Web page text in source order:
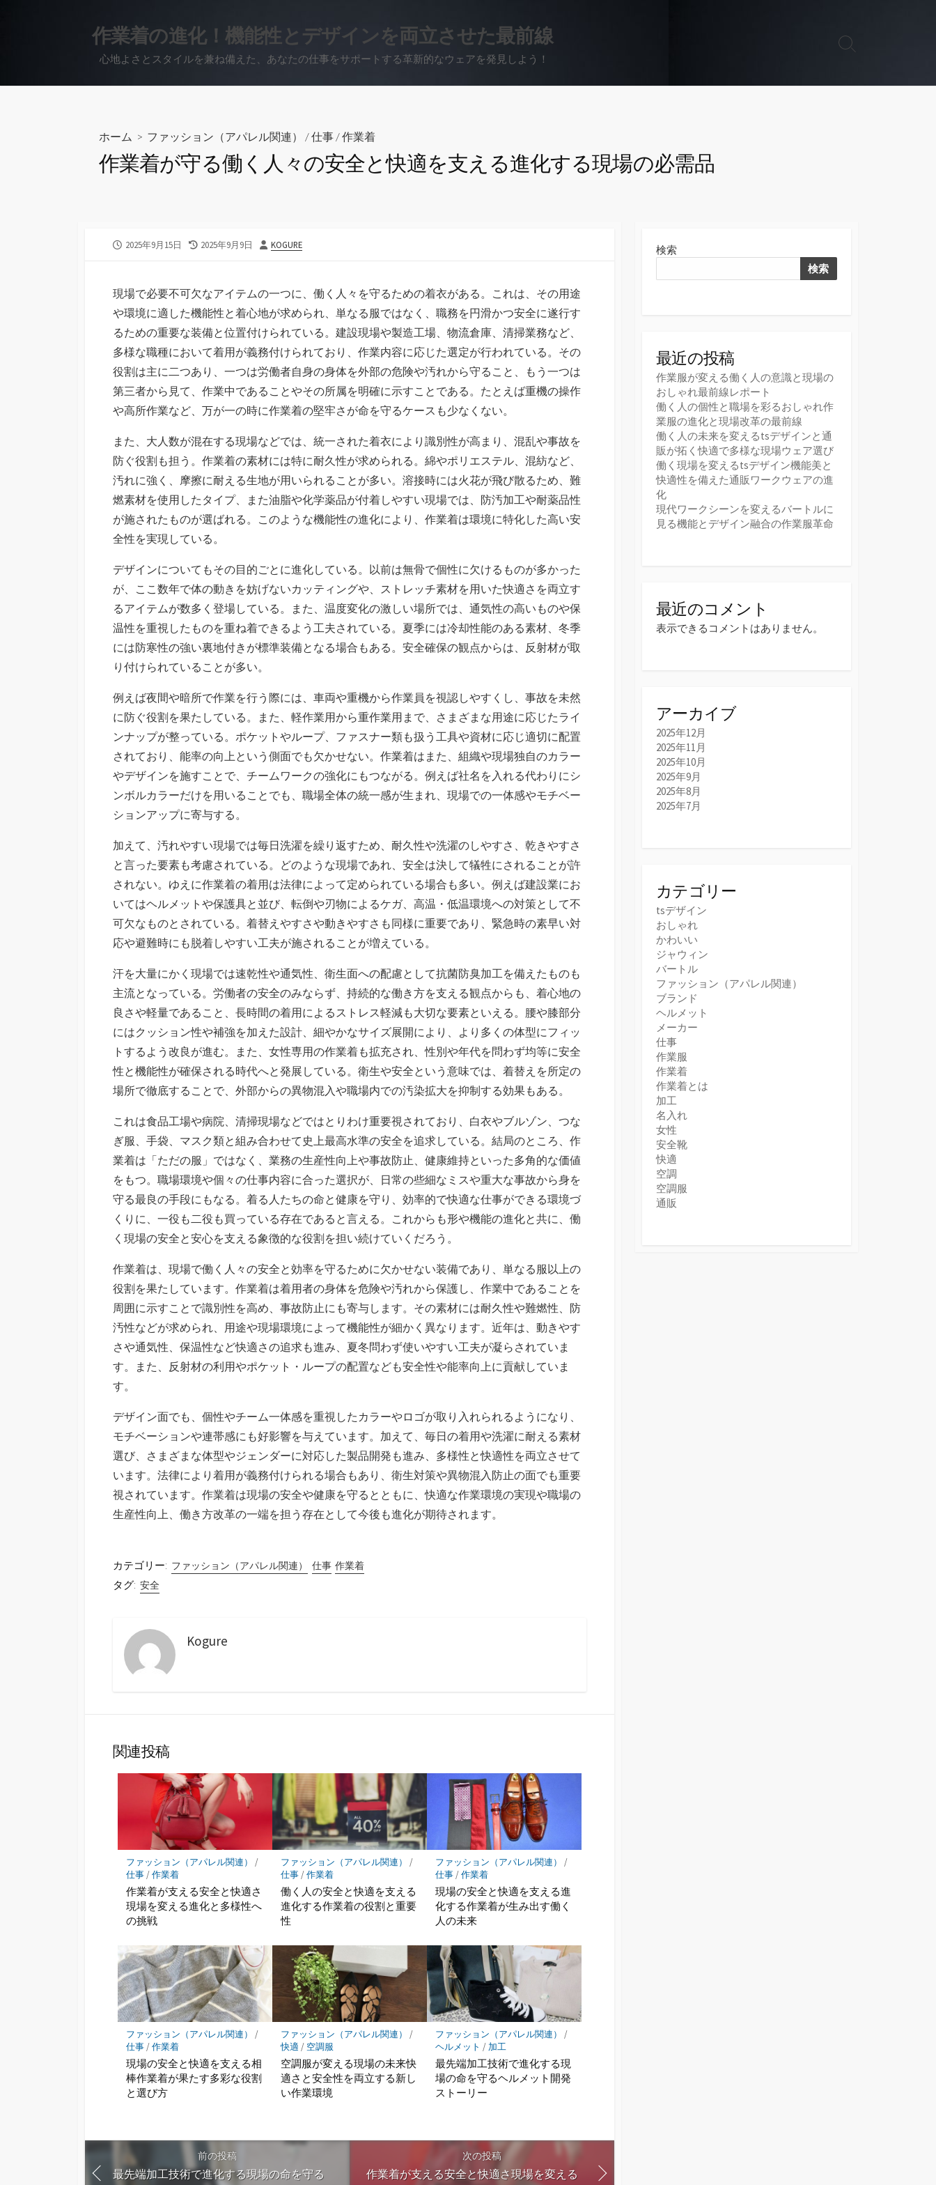
作業着の進化！機能性とデザインを両立させた最前線
心地よさとスタイルを兼ね備えた、あなたの仕事をサポートする革新的なウェアを発見しよう！
検
ホーム > ファッション（アパレル関連） /仕事 /作業着
作業着が守る働く人々の安全と快適を支える進化する現場の必需品
公
2025年9月15日
最
日
2025年9月9日
投
KOGURE
現場で必要不可欠なアイテムの一つに、働く人々を守るための着衣がある。 これは、その用途
や環境に適した機能性と着心地が求められ、単なる服ではなく、職務を円滑かつ安全に遂行す
るための重要な装備と位置付けられている。建設現場や製造工場、物流倉庫、清掃業務など、
多様な職種において着用が義務付けられており、作業内容に応じた選定が行われている。その
役割は主に二つあり、一つは労働者自身の身体を外部の危険や汚れから守ること、もう一つは
第三者から見て、作業中であることやその所属を明確に示すことである。たとえば重機の操作
や高所作業など、万が一の時に作業着の堅牢さが命を守るケースも少なくない。
また、大人数が混在する現場などでは、統一された着衣により識別性が高まり、混乱や事故を
防ぐ役割も担う。作業着の素材には特に耐久性が求められる。綿やポリエステル、混紡など、
汚れに強く、摩擦に耐える生地が用いられることが多い。溶接時には火花が飛び散るため、難
燃素材を使用したタイプ、また油脂や化学薬品が付着しやすい現場では、防汚加工や耐薬品性
が施されたものが選ばれる。このような機能性の進化により、作業着は環境に特化した高い安
全性を実現している。
デザインについてもその目的ごとに進化している。以前は無骨で個性に欠けるものが多かった
が、ここ数年で体の動きを妨げないカッティングや、ストレッチ素材を用いた快適さを両立す
るアイテムが数多く登場している。また、温度変化の激しい場所では、通気性の高いものや保
温性を重視したものを重ね着できるよう工夫されている。夏季には冷却性能のある素材、冬季
には防寒性の強い裏地付きが標準装備となる場合もある。安全確保の観点からは、反射材が取
り付けられていることが多い。
例えば夜間や暗所で作業を行う際には、車両や重機から作業員を視認しやすくし、事故を未然
に防ぐ役割を果たしている。また、軽作業用から重作業用まで、さまざまな用途に応じたライ
ンナップが整っている。ポケットやループ、ファスナー類も扱う工具や資材に応じ適切に配置
されており、能率の向上という側面でも欠かせない。作業着はまた、組織や現場独自のカラー
やデザインを施すことで、チームワークの強化にもつながる。例えば社名を入れる代わりにシ
ンボルカラーだけを用いることでも、職場全体の統一感が生まれ、現場での一体感やモチベー
ションアップに寄与する。
加えて、汚れやすい現場では毎日洗濯を繰り返すため、耐久性や洗濯のしやすさ、乾きやすさ
と言った要素も考慮されている。どのような現場であれ、安全は決して犠牲にされることが許
されない。ゆえに作業着の着用は法律によって定められている場合も多い。例えば建設業にお
いてはヘルメットや保護具と並び、転倒や刃物によるケガ、高温・低温環境への対策として不
可欠なものとされている。着替えやすさや動きやすさも同様に重要であり、緊急時の素早い対
応や避難時にも脱着しやすい工夫が施されることが増えている。
汗を大量にかく現場では速乾性や通気性、衛生面への配慮として抗菌防臭加工を備えたものも
主流となっている。労働者の安全のみならず、持続的な働き方を支える観点からも、着心地の
良さや軽量であること、長時間の着用によるストレス軽減も大切な要素といえる。腰や膝部分
にはクッション性や補強を加えた設計、細やかなサイズ展開により、より多くの体型にフィッ
トするよう改良が進む。また、女性専用の作業着も拡充され、性別や年代を問わず均等に安全
性と機能性が確保される時代へと発展している。衛生や安全という意味では、着替えを所定の
場所で徹底することで、外部からの異物混入や職場内での汚染拡大を抑制する効果もある。
これは食品工場や病院、清掃現場などではとりわけ重要視されており、白衣やブルゾン、つな
ぎ服、手袋、マスク類と組み合わせて史上最高水準の安全を追求している。結局のところ、作
業着は「ただの服」ではなく、業務の生産性向上や事故防止、健康維持といった多角的な価値
をもつ。職場環境や個々の仕事内容に合った選択が、日常の些細なミスや重大な事故から身を
守る最良の手段にもなる。着る人たちの命と健康を守り、効率的で快適な仕事ができる環境づ
くりに、一役も二役も買っている存在であると言える。これからも形や機能の進化と共に、働
く現場の安全と安心を支える象徴的な役割を担い続けていくだろう。
作業着は、現場で働く人々の安全と効率を守るために欠かせない装備であり、単なる服以上の
役割を果たしています。作業着は着用者の身体を危険や汚れから保護し、作業中であることを
周囲に示すことで識別性を高め、事故防止にも寄与します。その素材には耐久性や難燃性、防
汚性などが求められ、用途や現場環境によって機能性が細かく異なります。近年は、動きやす
さや通気性、保温性など快適さの追求も進み、夏冬問わず使いやすい工夫が凝らされていま
す。また、反射材の利用やポケット・ループの配置なども安全性や能率向上に貢献していま
す。
デザイン面でも、個性やチーム一体感を重視したカラーやロゴが取り入れられるようになり、
モチベーションや連帯感にも好影響を与えています。加えて、毎日の着用や洗濯に耐える素材
選び、さまざまな体型やジェンダーに対応した製品開発も進み、多様性と快適性を両立させて
います。法律により着用が義務付けられる場合もあり、衛生対策や異物混入防止の面でも重要
視されています。作業着は現場の安全や健康を守るとともに、快適な作業環境の実現や職場の
生産性向上、働き方改革の一端を担う存在として今後も進化が期待されます。
カテゴリー: ファッション（アパレル関連） 仕事 作業着
タグ: 安全
Kogure
関連投稿
ファッション（アパレル関連）
/
仕事/作業着
作業着が支える安全と快適さ
現場を変える進化と多様性へ
の挑戦
ファッション（アパレル関連）
/
仕事/作業着
働く人の安全と快適を支える
進化する作業着の役割と重要
性
ファッション（アパレル関連）
/
仕事/作業着
現場の安全と快適を支える進
化する作業着が生み出す働く
人の未来
ファッション（アパレル関連）
/
仕事/作業着
現場の安全と快適を支える相
棒作業着が果たす多彩な役割
と選び方
ファッション（アパレル関連）
/
快適 /空調服
空調服が変える現場の未来快
適さと安全性を両立する新し
い作業環境
ファッション（アパレル関連）
/
ヘルメット /加工
最先端加工技術で進化する現
場の命を守るヘルメット開発
ストーリー
前の投稿
最先端加工技術で進化する現場の命を守る
次の投稿
作業着が支える安全と快適さ現場を変える
検索
検索
最近の投稿
作業服が変える働く人の意識と現場の
おしゃれ最前線レポート
働く人の個性と職場を彩るおしゃれ作
業服の進化と現場改革の最前線
働く人の未来を変えるtsデザインと通
販が拓く快適で多様な現場ウェア選び
働く現場を変えるtsデザイン機能美と
快適性を備えた通販ワークウェアの進
化
現代ワークシーンを変えるバートルに
見る機能とデザイン融合の作業服革命
最近のコメント
表示できるコメントはありません。
アーカイブ
2025年12月
2025年11月
2025年10月
2025年9月
2025年8月
2025年7月
カテゴリー
tsデザイン
おしゃれ
かわいい
ジャウィン
バートル
ファッション（アパレル関連）
ブランド
ヘルメット
メーカー
仕事
作業服
作業着
作業着とは
加工
名入れ
女性
安全靴
快適
空調
空調服
通販